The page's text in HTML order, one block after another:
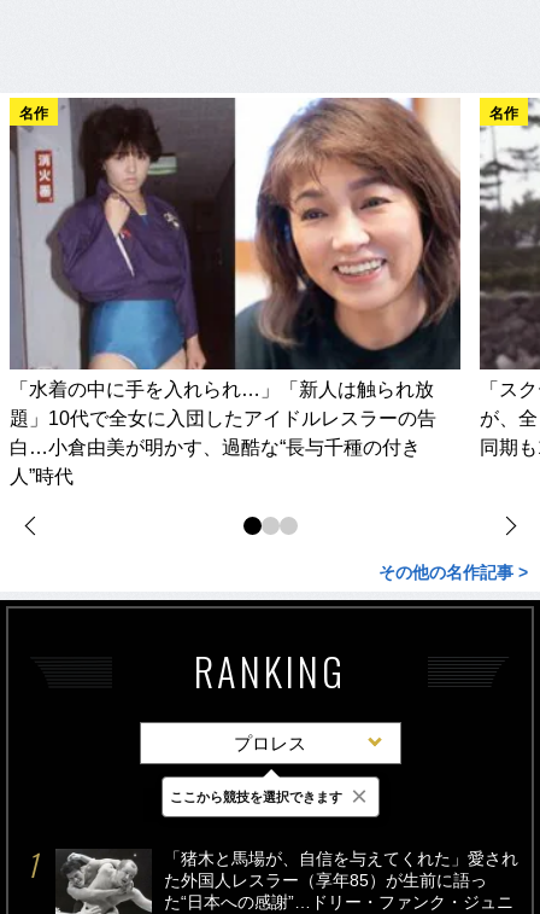
名作
「水着の中に手を入れられ…」「新人は触られ放
題」10代で全女に入団したアイドルレスラーの告
白…小倉由美が明かす、過酷な“長与千種の付き
人”時代
名作
「ス
が、
同期
その他の名作記事 >
RANKING
プロレス
最新 24時間 週間
「猪木と馬場が、自信を与えてくれた」愛され
た外国人レスラー（享年85）が生前に語っ
た“日本への感謝”…ドリー・ファンク・ジュニ
ここから競技を選択できます ×